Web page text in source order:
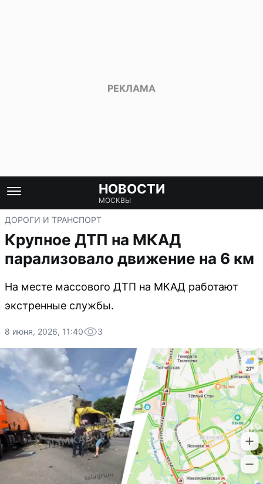
НОВОСТИ
МОСКВЫ
ДОРОГИ И ТРАНСПОРТ
Крупное ДТП на МКАД
парализовало движение на 6 км
На месте массового ДТП на МКАД работают
экстренные службы.
8 июня, 2026, 11:40 3